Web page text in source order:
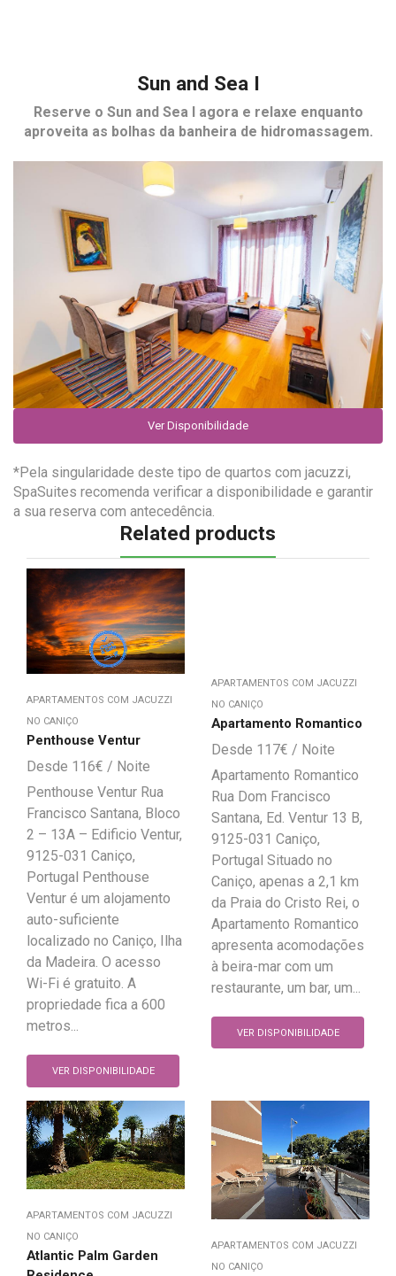
Sun and Sea I
Reserve o Sun and Sea Iagora e relaxe enquanto
aproveita as bolhas da banheira de hidromassagem.
Ver Disponibilidade
*Pela singularidade deste tipo de quartos com jacuzzi,
SpaSuites recomenda verificar a disponibilidade e garantir
a sua reserva com antecedência.
Related products
APARTAMENTOS COM JACUZZI
NO CANIÇO
Penthouse Ventur
116€
Penthouse Ventur Rua
Francisco Santana, Bloco
2 – 13A – Edificio Ventur,
9125-031 Caniço,
Portugal Penthouse
Ventur é um alojamento
auto-suficiente
localizado no Caniço, Ilha
da Madeira. O acesso
Wi-Fi é gratuito. A
propriedade fica a 600
metros...
VER DISPONIBILIDADE
APARTAMENTOS COM JACUZZI
NO CANIÇO
Apartamento Romantico
117€
Apartamento Romantico
Rua Dom Francisco
Santana, Ed. Ventur 13 B,
9125-031 Caniço,
Portugal Situado no
Caniço, apenas a 2,1 km
da Praia do Cristo Rei, o
Apartamento Romantico
apresenta acomodações
à beira-mar com um
restaurante, um bar, um...
VER DISPONIBILIDADE
APARTAMENTOS COM JACUZZI
NO CANIÇO
Atlantic Palm Garden
APARTAMENTOS COM JACUZZI
NO CANIÇO